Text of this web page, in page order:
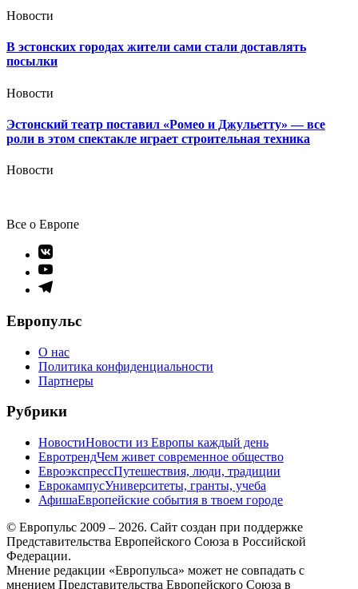
Новости
В эстонских городах жители сами стали доставлять
посылки
Новости
Эстонский театр поставил «Ромео и Джульетту» — все
роли в этом спектакле играет строительная техника
Новости
Все о Европе
Элемент
меню
Элемент
меню
Элемент
Европульс
О нас
Политика конфиденциальности
Партнеры
Рубрики
НовостиНовости из Европы каждый день
ЕвротрендЧем живет современное общество
ЕвроэкспрессПутешествия, люди, традиции
ЕврокампусУниверситеты, гранты, учеба
АфишаЕвропейские события в твоем городе
© Европульс 2009 – 2026. Сайт создан при поддержке
Представительства Европейского Союза в Российской
Федерации.
Мнение редакции «Европульса» может не совпадать с
мнением Представительства Европейского Союза в